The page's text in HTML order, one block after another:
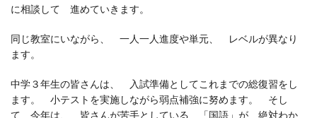
に相談して 進めていきます。
同じ教室にいながら、 一人一人進度や単元、 レベルが異なり
ます。
中学３年生の皆さんは、 入試準備としてこれまでの総復習をし
ます。 小テストを実施しながら弱点補強に努めます。 そし
て 今年は、 皆さんが苦手としている 「国語」が 絶対わか